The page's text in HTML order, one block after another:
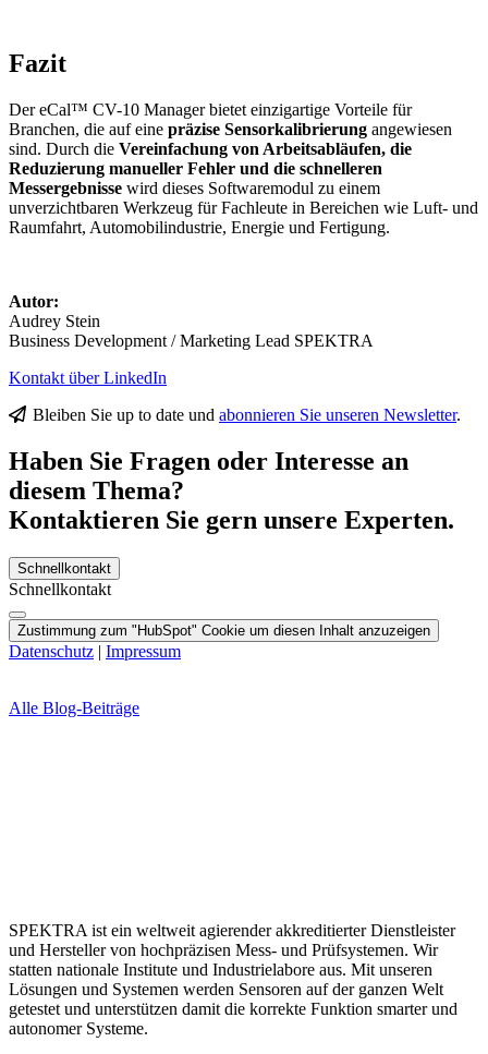
Fazit
Der eCal™ CV-10 Manager bietet einzigartige Vorteile für
Branchen, die auf eine präzise Sensorkalibrierung angewiesen
sind. Durch die Vereinfachung von Arbeitsabläufen, die
Reduzierung manueller Fehler und die schnelleren
Messergebnisse wird dieses Softwaremodul zu einem
unverzichtbaren Werkzeug für Fachleute in Bereichen wie Luft- und
Raumfahrt, Automobilindustrie, Energie und Fertigung.
Autor:
Audrey Stein
Business Development / Marketing Lead SPEKTRA
Kontakt über LinkedIn
Bleiben Sie up to date und abonnieren Sie unseren Newsletter.
Haben Sie Fragen oder Interesse an
diesem Thema?
Kontaktieren Sie gern unsere Experten.
Schnellkontakt
Schnellkontakt
Zustimmung zum "HubSpot" Cookie um diesen Inhalt anzuzeigen
Datenschutz | Impressum
Alle Blog-Beiträge
SPEKTRA ist ein weltweit agierender akkreditierter Dienstleister
und Hersteller von hochpräzisen Mess- und Prüfsystemen. Wir
statten nationale Institute und Industrielabore aus. Mit unseren
Lösungen und Systemen werden Sensoren auf der ganzen Welt
getestet und unterstützen damit die korrekte Funktion smarter und
autonomer Systeme.